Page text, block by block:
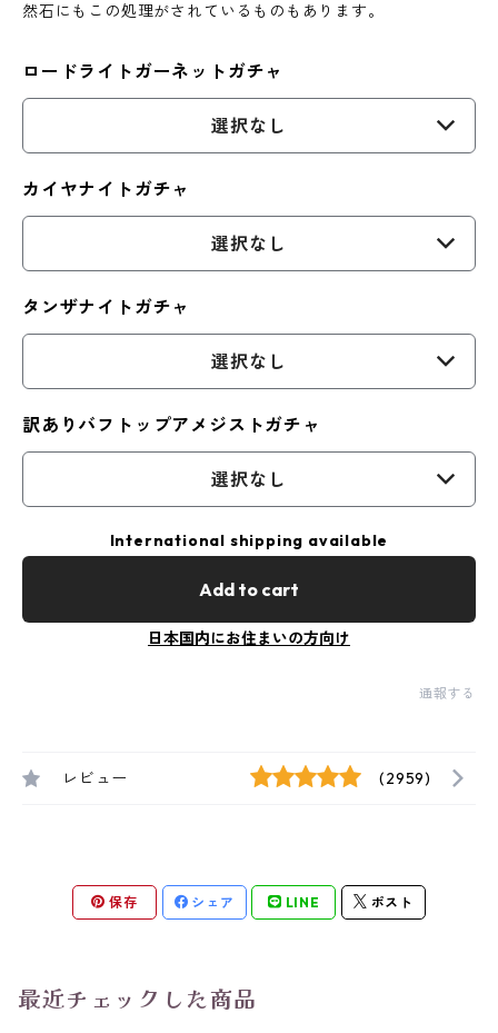
然石にもこの処理がされているものもあります。
ロードライトガーネットガチャ
選択なし
カイヤナイトガチャ
選択なし
タンザナイトガチャ
選択なし
訳ありバフトップアメジストガチャ
選択なし
International shipping available
Add to cart
日本国内にお住まいの方向け
通報する
レビュー (2959)
保存 シェア LINE ポスト
最近チェックした商品